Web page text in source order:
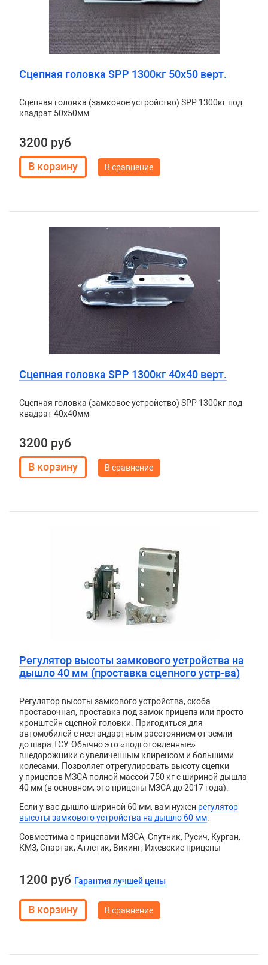
Сцепная головка SPP 1300кг 50х50 верт.
Сцепная головка (замковое устройство) SPP 1300кг под
квадрат 50х50мм
3200 руб
В сравнение
Сцепная головка SPP 1300кг 40х40 верт.
Сцепная головка (замковое устройство) SPP 1300кг под
квадрат 40х40мм
3200 руб
В сравнение
Регулятор высоты замкового устройства на
дышло 40 мм (проставка сцепного устр-ва)
Регулятор высоты замкового устройства, скоба
проставочная, проставка под замок прицепа или просто
кронштейн сцепной головки. Пригодиться для
автомобилей с нестандартным расстоянием от земли
до шара ТСУ. Обычно это «подготовленные»
внедорожники с увеличенным клиренсом и большими
колесами. Позволяет отрегулировать высоту сцепки
у прицепов МЗСА полной массой 750 кг с шириной дышла
40 мм (в основном, это прицепы МЗСА до 2017 года).
Если у вас дышло шириной 60 мм, вам нужен регулятор
высоты замкового устройства на дышло 60 мм.
Совместима с прицепами МЗСА, Спутник, Русич, Курган,
КМЗ, Спартак, Атлетик, Викинг, Ижевские прицепы
1200 руб Гарантия лучшей цены
В сравнение